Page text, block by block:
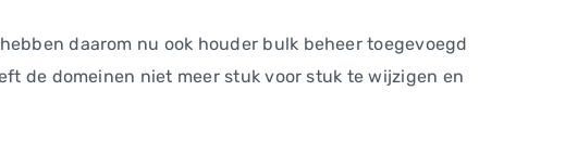
daarom nu ook houder bulk beheer toegevoegd
de domeinen niet meer stuk voor stuk te wijzigen en